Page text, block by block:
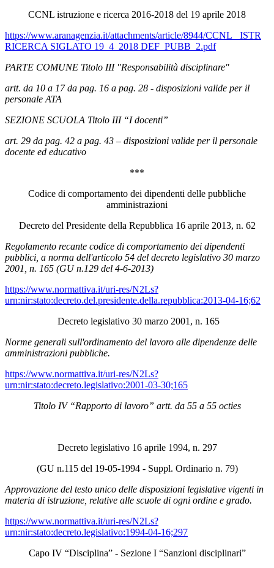
CCNL istruzione e ricerca 2016-2018 del 19 aprile 2018
https://www.aranagenzia.it/attachments/article/8944/CCNL_ ISTR
RICERCA SIGLATO 19_4_2018 DEF_PUBB_2.pdf
PARTE COMUNE Titolo III "Responsabilità disciplinare"
artt. da 10 a 17 da pag. 16 a pag. 28 - disposizioni valide per il
personale ATA
SEZIONE SCUOLA Titolo III “I docenti”
art. 29 da pag. 42 a pag. 43 – disposizioni valide per il personale
docente ed educativo
***
Codice di comportamento dei dipendenti delle pubbliche
amministrazioni
Decreto del Presidente della Repubblica 16 aprile 2013, n. 62
Regolamento recante codice di comportamento dei dipendenti
pubblici, a norma dell'articolo 54 del decreto legislativo 30 marzo
2001, n. 165 (GU n.129 del 4-6-2013)
https://www.normattiva.it/uri-res/N2Ls?
urn:nir:stato:decreto.del.presidente.della.repubblica:2013-04-16;62
Decreto legislativo 30 marzo 2001, n. 165
Norme generali sull'ordinamento del lavoro alle dipendenze delle
amministrazioni pubbliche.
https://www.normattiva.it/uri-res/N2Ls?
urn:nir:stato:decreto.legislativo:2001-03-30;165
Titolo IV “Rapporto di lavoro” artt. da 55 a 55 octies
Decreto legislativo 16 aprile 1994, n. 297
(GU n.115 del 19-05-1994 - Suppl. Ordinario n. 79)
Approvazione del testo unico delle disposizioni legislative vigenti in
materia di istruzione, relative alle scuole di ogni ordine e grado.
https://www.normattiva.it/uri-res/N2Ls?
urn:nir:stato:decreto.legislativo:1994-04-16;297
Capo IV “Disciplina” - Sezione I “Sanzioni disciplinari”